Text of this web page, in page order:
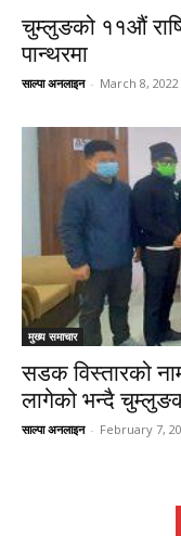
चुम्लुङको ११औं
पान्थरमा
साल्पा अनलाइन - March 8, 2022
मुख्य समाचार
सडक विस्तारको
लागेको भन्दै
साल्पा अनलाइन - February 7,